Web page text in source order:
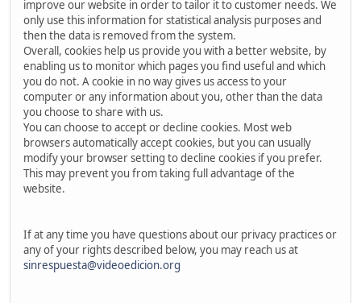
improve our website in order to tailor it to customer needs. We
only use this information for statistical analysis purposes and
then the data is removed from the system.
Overall, cookies help us provide you with a better website, by
enabling us to monitor which pages you find useful and which
you do not. A cookie in no way gives us access to your
computer or any information about you, other than the data
you choose to share with us.
You can choose to accept or decline cookies. Most web
browsers automatically accept cookies, but you can usually
modify your browser setting to decline cookies if you prefer.
This may prevent you from taking full advantage of the
website.
If at any time you have questions about our privacy practices or
any of your rights described below, you may reach us at
sinrespuesta@videoedicion.org